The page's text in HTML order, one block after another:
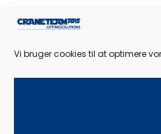
Vi bruger cookies til at optimere